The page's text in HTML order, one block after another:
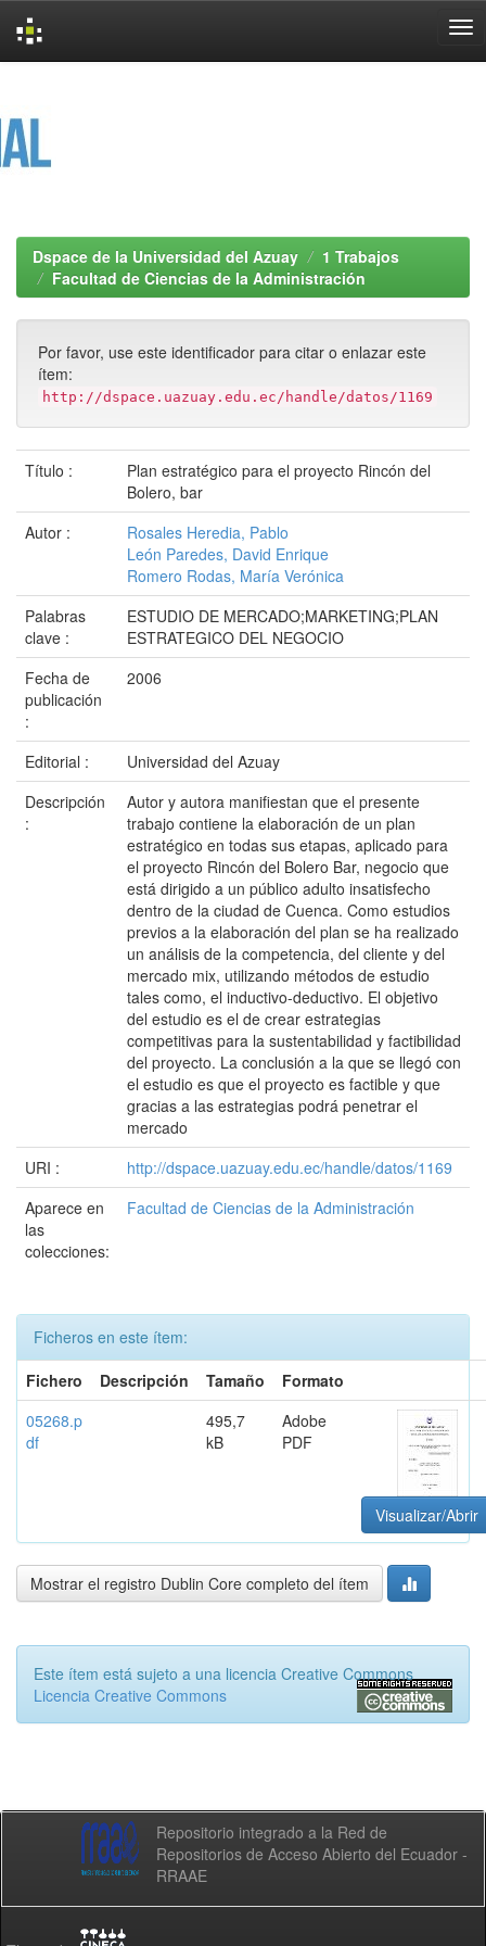
Dspace de la Universidad del Azuay
1 Trabajos
Facultad de Ciencias de la Administración
Por favor, use este identificador para citar o enlazar este
ítem:
http://dspace.uazuay.edu.ec/handle/datos/1169
Título :
Plan estratégico para el proyecto Rincón del
Bolero, bar
Autor :
Rosales Heredia, Pablo
León Paredes, David Enrique
Romero Rodas, María Verónica
Palabras
clave :
ESTUDIO DE MERCADO;MARKETING;PLAN
ESTRATEGICO DEL NEGOCIO
Fecha de
publicación
:
2006
Editorial :
Universidad del Azuay
Descripción
:
Autor y autora manifiestan que el presente
trabajo contiene la elaboración de un plan
estratégico en todas sus etapas, aplicado para
el proyecto Rincón del Bolero Bar, negocio que
está dirigido a un público adulto insatisfecho
dentro de la ciudad de Cuenca. Como estudios
previos a la elaboración del plan se ha realizado
un análisis de la competencia, del cliente y del
mercado mix, utilizando métodos de estudio
tales como, el inductivo-deductivo. El objetivo
del estudio es el de crear estrategias
competitivas para la sustentabilidad y factibilidad
del proyecto. La conclusión a la que se llegó con
el estudio es que el proyecto es factible y que
gracias a las estrategias podrá penetrar el
mercado
URI :
http://dspace.uazuay.edu.ec/handle/datos/1169
Aparece en
las
colecciones:
Facultad de Ciencias de la Administración
Ficheros en este ítem:
Fichero
Descripción Tamaño
Formato
05268.p
df
495,7
kB
Adobe
PDF
Visualizar/Abrir
Mostrar el registro Dublin Core completo del ítem
Este ítem está sujeto a una licencia Creative Commons
Licencia Creative Commons
Repositorio integrado a la Red de
Repositorios de Acceso Abierto del Ecuador -
RRAAE